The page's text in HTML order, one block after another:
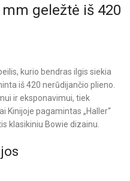
geležtė iš 420
kurio bendras ilgis siekia
iš 420 nerūdijančio plieno.
ir eksponavimui, tiek
Kinijoje pagamintas „Haller“
klasikiniu Bowie dizainu.